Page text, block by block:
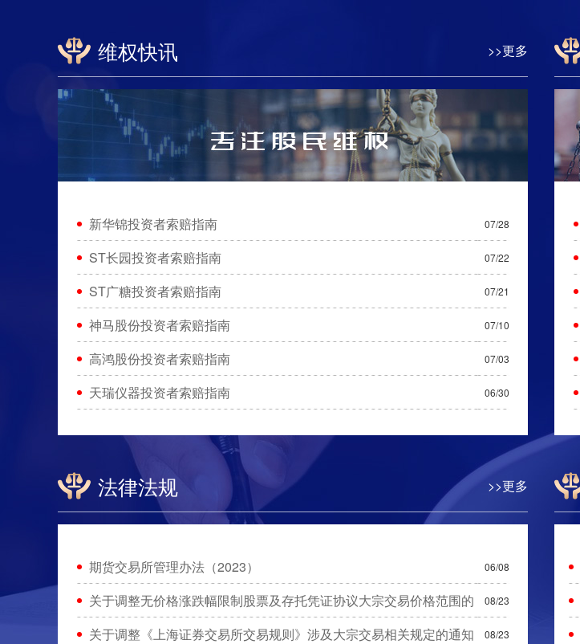
维权快讯 >>更多
新华锦投资者索赔指南 07/28
ST长园投资者索赔指南 07/22
ST广糖投资者索赔指南 07/21
神马股份投资者索赔指南 07/10
高鸿股份投资者索赔指南 07/03
天瑞仪器投资者索赔指南 06/30
法律法规 >>更多
期货交易所管理办法（2023） 06/08
关于调整无价格涨跌幅限制股票及存托凭证协议大宗交易价格范围的 08/23
关于调整《上海证券交易所交易规则》涉及大宗交易相关规定的通知 08/23